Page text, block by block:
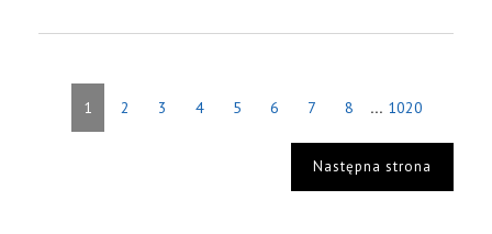
1 2 3 4 5 6 7 8 ... 1020
Następna strona